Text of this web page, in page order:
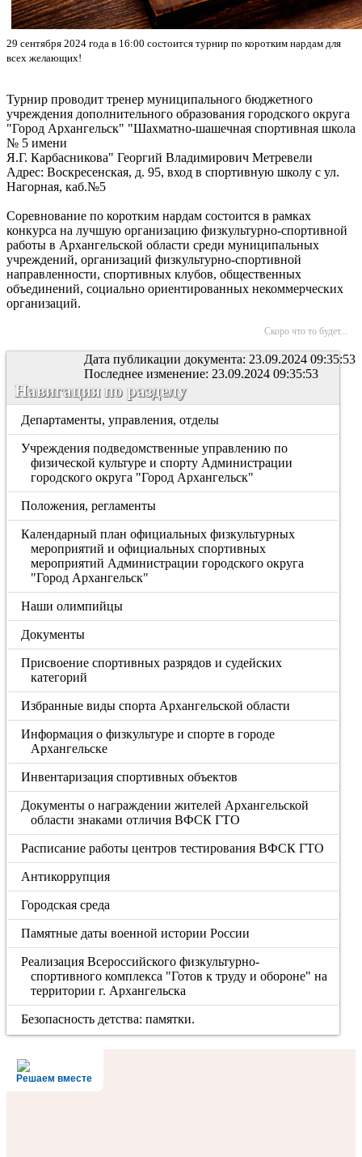
29 сентября 2024 года в 16:00 состоится турнир по коротким нардам для
всех желающих!
Турнир проводит тренер муниципального бюджетного
учреждения дополнительного образования городского округа
"Город Архангельск" "Шахматно-шашечная спортивная школа
№ 5 имени
Я.Г. Карбасникова" Георгий Владимирович Метревели
Адрес: Воскресенская, д. 95, вход в спортивную школу с ул.
Нагорная, каб.№5
Соревнование по коротким нардам состоится в рамках
конкурса на лучшую организацию физкультурно-спортивной
работы в Архангельской области среди муниципальных
учреждений, организаций физкультурно-спортивной
направленности, спортивных клубов, общественных
объединений, социально ориентированных некоммерческих
организаций.
Скоро что то будет...
Дата публикации документа: 23.09.2024 09:35:53
Последнее изменение: 23.09.2024 09:35:53
Навигация по разделу
Департаменты, управления, отделы
Учреждения подведомственные управлению по
физической культуре и спорту Администрации
городского округа "Город Архангельск"
Положения, регламенты
Календарный план официальных физкультурных
мероприятий и официальных спортивных
мероприятий Администрации городского округа
"Город Архангельск"
Наши олимпийцы
Документы
Присвоение спортивных разрядов и судейских
категорий
Избранные виды спорта Архангельской области
Информация о физкультуре и спорте в городе
Архангельске
Инвентаризация спортивных объектов
Документы о награждении жителей Архангельской
области знаками отличия ВФСК ГТО
Расписание работы центров тестирования ВФСК ГТО
Антикоррупция
Городская среда
Памятные даты военной истории России
Реализация Всероссийского физкультурно-
спортивного комплекса "Готов к труду и обороне" на
территории г. Архангельска
Безопасность детства: памятки.
Решаем вместе